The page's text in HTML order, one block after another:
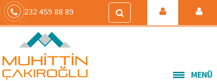
232 459 88 89
MENÜ